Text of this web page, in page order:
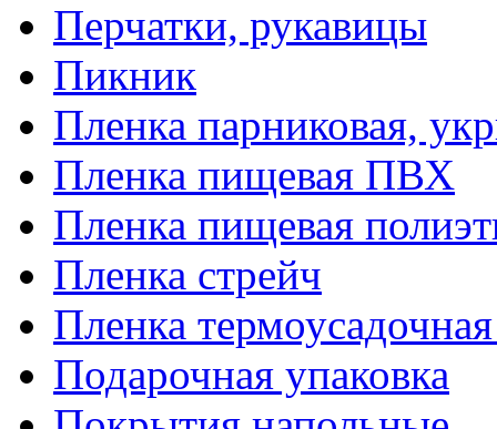
Перчатки, рукавицы
Пикник
Пленка парниковая,
Пленка пищевая ПВХ
Пленка пищевая
Пленка стрейч
Пленка
Подарочная упаковка